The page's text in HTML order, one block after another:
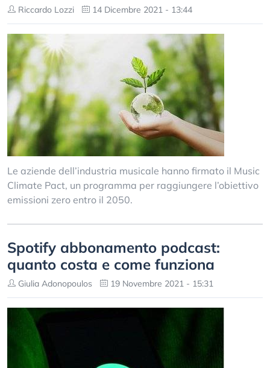
Riccardo Lozzi 14 Dicembre 2021 - 13:44
Le aziende dell’industria musicale hanno firmato il Music
Climate Pact, un programma per raggiungere l’obiettivo
emissioni zero entro il 2050.
Spotify abbonamento podcast:
quanto costa e come funziona
Giulia Adonopoulos 19 Novembre 2021 - 15:31